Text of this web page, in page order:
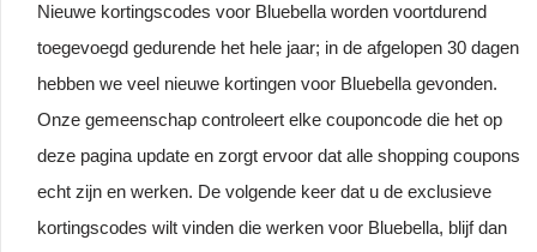
Nieuwe kortingscodes voor Bluebella worden voortdurend
toegevoegd gedurende het hele jaar; in de afgelopen 30 dagen
hebben we veel nieuwe kortingen voor Bluebella gevonden.
Onze gemeenschap controleert elke couponcode die het op
deze pagina update en zorgt ervoor dat alle shopping coupons
echt zijn en werken. De volgende keer dat u de exclusieve
kortingscodes wilt vinden die werken voor Bluebella, blijf dan